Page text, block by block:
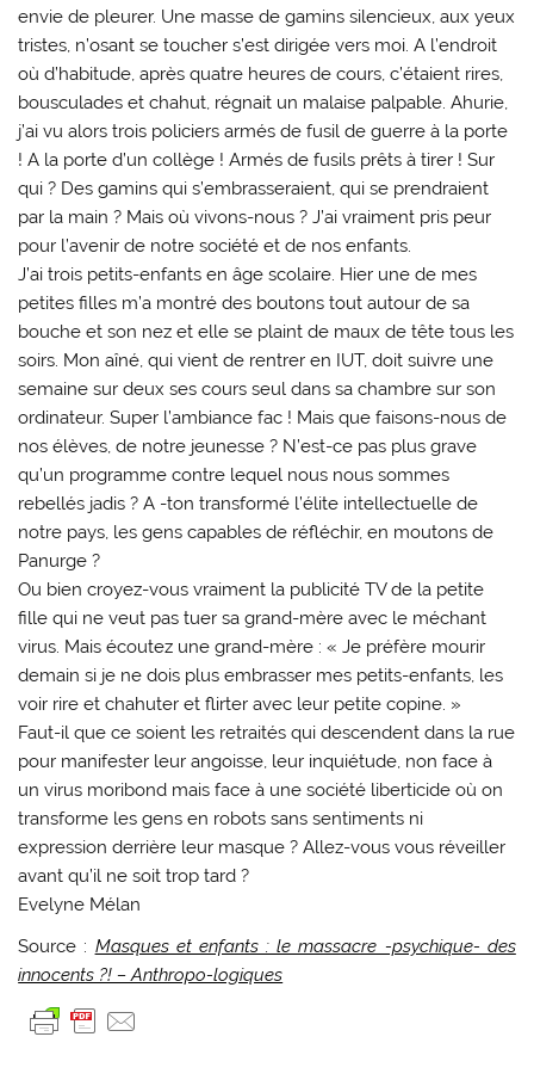
envie de pleurer. Une masse de gamins silencieux, aux yeux
tristes, n’osant se toucher s’est dirigée vers moi. A l’endroit
où d’habitude, après quatre heures de cours, c’étaient rires,
bousculades et chahut, régnait un malaise palpable. Ahurie,
j’ai vu alors trois policiers armés de fusil de guerre à la porte
! A la porte d’un collège ! Armés de fusils prêts à tirer ! Sur
qui ? Des gamins qui s’embrasseraient, qui se prendraient
par la main ? Mais où vivons-nous ? J’ai vraiment pris peur
pour l’avenir de notre société et de nos enfants.
J’ai trois petits-enfants en âge scolaire. Hier une de mes
petites filles m’a montré des boutons tout autour de sa
bouche et son nez et elle se plaint de maux de tête tous les
soirs. Mon aîné, qui vient de rentrer en IUT, doit suivre une
semaine sur deux ses cours seul dans sa chambre sur son
ordinateur. Super l’ambiance fac ! Mais que faisons-nous de
nos élèves, de notre jeunesse ? N’est-ce pas plus grave
qu’un programme contre lequel nous nous sommes
rebellés jadis ? A -ton transformé l’élite intellectuelle de
notre pays, les gens capables de réfléchir, en moutons de
Panurge ?
Ou bien croyez-vous vraiment la publicité TV de la petite
fille qui ne veut pas tuer sa grand-mère avec le méchant
virus. Mais écoutez une grand-mère : « Je préfère mourir
demain si je ne dois plus embrasser mes petits-enfants, les
voir rire et chahuter et flirter avec leur petite copine. »
Faut-il que ce soient les retraités qui descendent dans la rue
pour manifester leur angoisse, leur inquiétude, non face à
un virus moribond mais face à une société liberticide où on
transforme les gens en robots sans sentiments ni
expression derrière leur masque ? Allez-vous vous réveiller
avant qu’il ne soit trop tard ?
Evelyne Mélan
Source : Masques et enfants : le massacre -psychique- des
innocents ?! – Anthropo-logiques